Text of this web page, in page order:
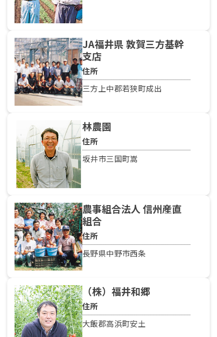
JA福井県 敦賀三方基幹
支店
住所
三方上中郡若狭町成出
林農園
住所
坂井市三国町嵩
農事組合法人 信州産直
組合
住所
長野県中野市西条
（株）福井和郷
住所
大飯郡高浜町安土